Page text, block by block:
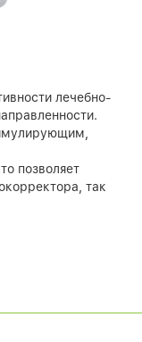
лечебно-
позволяет
так